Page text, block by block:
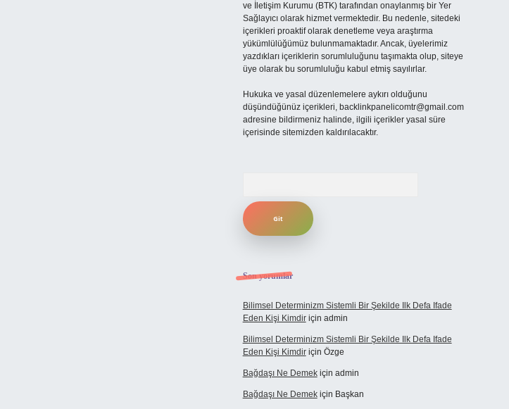
ve İletişim Kurumu (BTK) tarafından onaylanmış bir Yer
Sağlayıcı olarak hizmet vermektedir. Bu nedenle, sitedeki
içerikleri proaktif olarak denetleme veya araştırma
yükümlülüğümüz bulunmamaktadır. Ancak, üyelerimiz
yazdıkları içeriklerin sorumluluğunu taşımakta olup, siteye
üye olarak bu sorumluluğu kabul etmiş sayılırlar.
Hukuka ve yasal düzenlemelere aykırı olduğunu
düşündüğünüz içerikleri, backlinkpanelicomtr@gmail.com
adresine bildirmeniz halinde, ilgili içerikler yasal süre
içerisinde sitemizden kaldırılacaktır.
Son yorumlar
Bilimsel Determinizm Sistemli Bir Şekilde Ilk Defa Ifade
Eden Kişi Kimdiriçin admin
Bilimsel Determinizm Sistemli Bir Şekilde Ilk Defa Ifade
Eden Kişi Kimdiriçin Özge
Bağdaşı Ne Demekiçin admin
Bağdaşı Ne Demekiçin Başkan